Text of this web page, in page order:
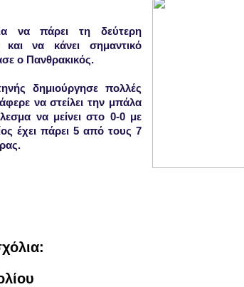
να πάρει τη δεύτερη
και να κάνει σημαντικό
ο Πανθρακικός.
δημιούργησε πολλές
να στείλει την μπάλα
να μείνει στο 0-0 με
έχει πάρει 5 από τους 7